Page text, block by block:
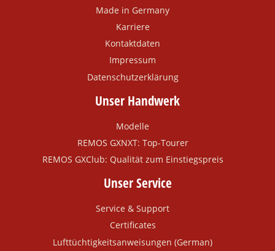
Made in Germany
Karriere
Kontaktdaten
Impressum
Datenschutzerklärung
Unser Handwerk
Modelle
REMOS GXNXT: Top-Tourer
REMOS GXClub: Qualität zum Einstiegspreis
Unser Service
Service & Support
Certificates
Lufttüchtigkeitsanweisungen (German)